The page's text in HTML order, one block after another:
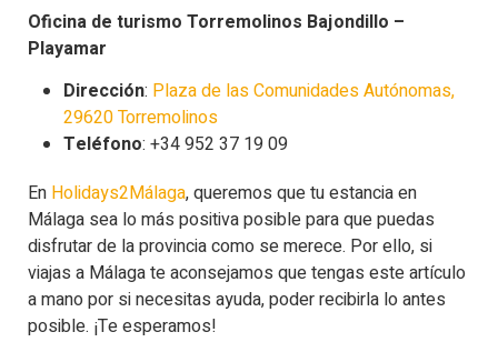
Oficina de turismo Torremolinos Bajondillo –
Playamar
Dirección: Plaza de las Comunidades Autónomas,
29620 Torremolinos
Teléfono: +34 952 37 19 09
En Holidays2Málaga, queremos que tu estancia en
Málaga sea lo más positiva posible para que puedas
disfrutar de la provincia como se merece. Por ello, si
viajas a Málaga te aconsejamos que tengas este artículo
a mano por si necesitas ayuda, poder recibirla lo antes
posible. ¡Te esperamos!